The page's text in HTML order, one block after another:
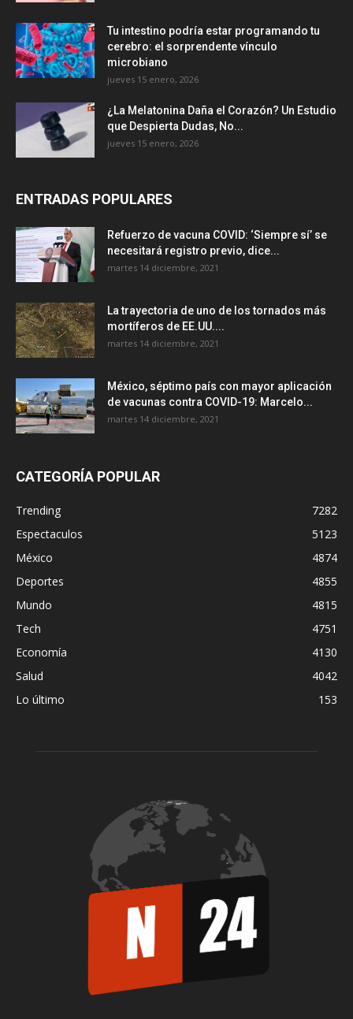
Tu intestino podría estar programando tu
cerebro: el sorprendente vínculo
microbiano
jueves 15 enero, 2026
¿La Melatonina Daña el Corazón? Un Estudio
que Despierta Dudas, No...
jueves 15 enero, 2026
ENTRADAS POPULARES
Refuerzo de vacuna COVID: ‘Siempre sí’ se
necesitará registro previo, dice...
martes 14 diciembre, 2021
La trayectoria de uno de los tornados más
mortíferos de EE.UU....
martes 14 diciembre, 2021
México, séptimo país con mayor aplicación
de vacunas contra COVID-19: Marcelo...
martes 14 diciembre, 2021
CATEGORÍA POPULAR
Trending
7282
Espectaculos
5123
México
4874
Deportes
4855
Mundo
4815
Tech
4751
Economía
4130
Salud
4042
Lo último
153